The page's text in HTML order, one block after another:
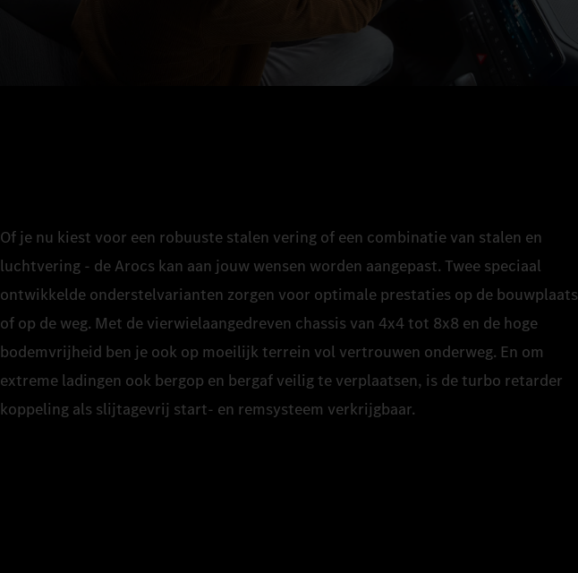
Of je nu kiest voor een robuuste stalen vering of een combinatie van stalen en
luchtvering - de Arocs kan aan jouw wensen worden aangepast. Twee speciaal
ontwikkelde onderstelvarianten zorgen voor optimale prestaties op de bouwplaats
of op de weg. Met de vierwielaangedreven chassis van 4x4 tot 8x8 en de hoge
bodemvrijheid ben je ook op moeilijk terrein vol vertrouwen onderweg. En om
extreme ladingen ook bergop en bergaf veilig te verplaatsen, is de turbo retarder
koppeling als slijtagevrij start- en remsysteem verkrijgbaar.